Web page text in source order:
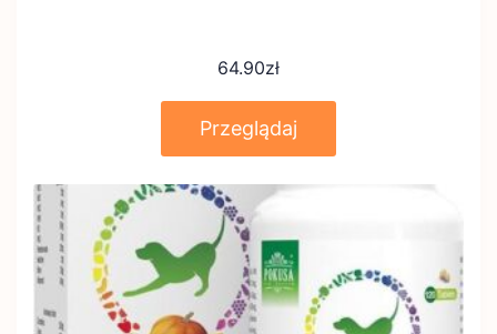
64.90zł
Przeglądaj